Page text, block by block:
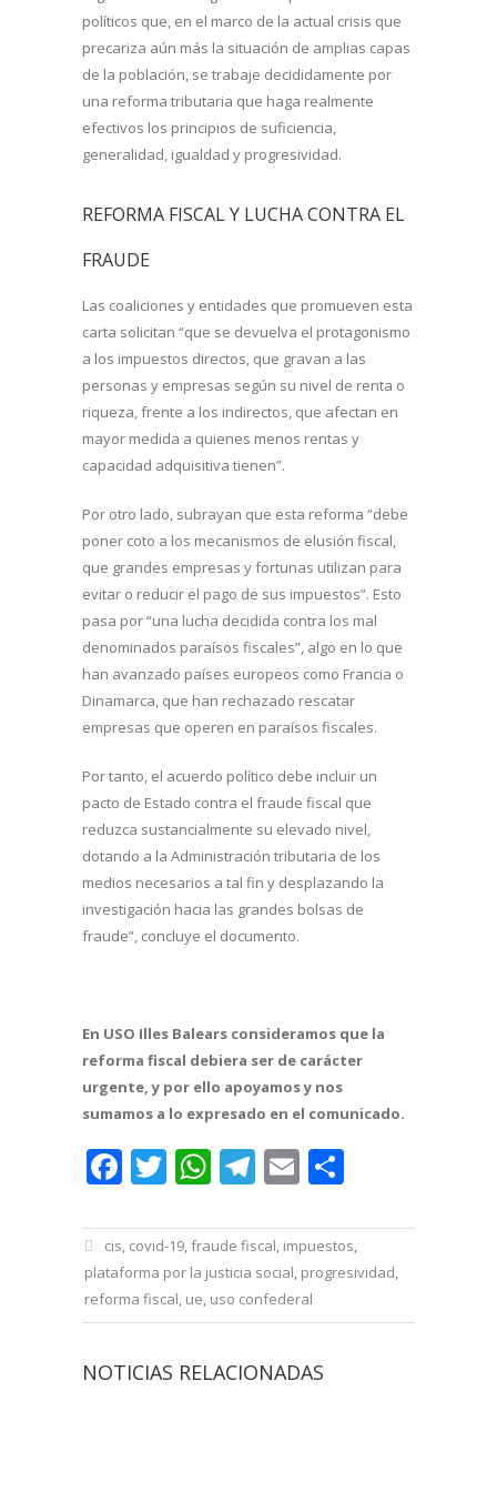
políticos que, en el marco de la actual crisis que
precariza aún más la situación de amplias capas
de la población, se trabaje decididamente por
una reforma tributaria que haga realmente
efectivos los principios de suficiencia,
generalidad, igualdad y progresividad.
REFORMA FISCAL Y LUCHA CONTRA EL
FRAUDE
Las coaliciones y entidades que promueven esta
carta solicitan “que se devuelva el protagonismo
a los impuestos directos, que gravan a las
personas y empresas según su nivel de renta o
riqueza, frente a los indirectos, que afectan en
mayor medida a quienes menos rentas y
capacidad adquisitiva tienen”.
Por otro lado, subrayan que esta reforma “debe
poner coto a los mecanismos de elusión fiscal,
que grandes empresas y fortunas utilizan para
evitar o reducir el pago de sus impuestos”. Esto
pasa por “una lucha decidida contra los mal
denominados paraísos fiscales”, algo en lo que
han avanzado países europeos como Francia o
Dinamarca, que han rechazado rescatar
empresas que operen en paraísos fiscales.
Por tanto, el acuerdo político debe incluir un
pacto de Estado contra el fraude fiscal que
reduzca sustancialmente su elevado nivel,
dotando a la Administración tributaria de los
medios necesarios a tal fin y desplazando la
investigación hacia las grandes bolsas de
fraude”, concluye el documento.
En USO Illes Balears consideramos que la
reforma fiscal debiera ser de carácter
urgente, y por ello apoyamos y nos
sumamos a lo expresado en el comunicado.
Facebook
Twitter
WhatsApp
Telegram
Email
cis, covid-19,fraude fiscal, impuestos,
plataforma por la justicia social, progresividad,
reforma fiscal, ue, uso confederal
NOTICIAS RELACIONADAS